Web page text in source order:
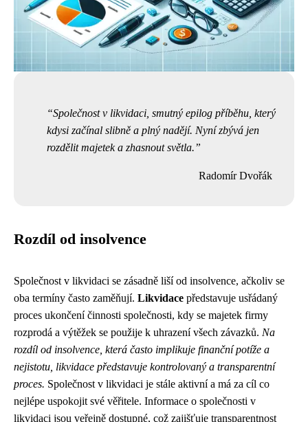
Společnost v likvidaci, smutný epilog příběhu, který
kdysi začínal slibně a plný nadějí. Nyní zbývá jen
rozdělit majetek a zhasnout světla.
Radomír Dvořák
Rozdíl od insolvence
Společnost v likvidaci se zásadně liší od insolvence, ačkoliv se
oba termíny často zaměňují. Likvidace představuje usřádaný
proces ukončení činnosti společnosti, kdy se majetek firmy
rozprodá a výtěžek se použije k uhrazení všech závazků. Na
rozdíl od insolvence, která často implikuje finanční potíže a
nejistotu, likvidace představuje kontrolovaný a transparentní
proces. Společnost v likvidaci je stále aktivní a má za cíl co
nejlépe uspokojit své věřitele. Informace o společnosti v
likvidaci jsou veřejně dostupné, což zajišťuje transparentnost